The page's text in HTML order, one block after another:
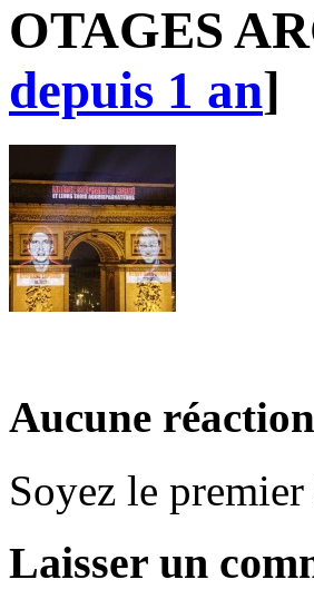
OTAGES
depuis 1 an]
Aucune réaction
Soyez le
Laisser un